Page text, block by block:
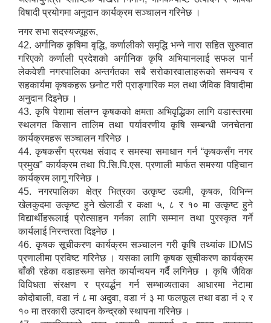
विषादी प्रयोगमा अनुदान कार्यक्रम सञ्चालन गरिनेछ ।
नगर सभा सदस्यज्यूहरू,
42. अर्गानिक कृषिमा वृद्धि, कर्णालीको समृद्धि भन्ने नारा सहित सुरुवात
गरिएको कर्णाली प्रदेशको अर्गानिक कृषि अभियानलाई सफल पार्न
लेकवेशी नगरपालिका अन्तर्गतका सबै सरोकारवालाहरूको समन्वय र
सहकार्यमा कृषकहरू छनोट गरी प्राङ्गारिक मल तथा जैविक विषादीमा
अनुदान दिइनेछ ।
43. कृषि पेशामा संलग्न कृषकको क्षमता अभिवृद्धिका लागि वडास्तरमा
स्थलगत किसान तालिम तथा पर्यावरणीय कृषि सम्बन्धी जनचेतना
कार्यक्रमहरू सञ्चालन गरिनेछ ।
44. कृषकसँग प्रत्यक्ष संवाद र समस्या समाधान गर्न “कृषकसँग नगर
प्रमुख” कार्यक्रम तथा पि.सि.पि.एस. प्रणाली मार्फत समस्या पहिचान
कार्यक्रम लागू गरिनेछ ।
45. नगरपालिका क्षेत्र भित्रका उत्कृष्ट उद्यमी, कृषक, विभिन्न
खेलकुदमा उत्कृष्ट हुने खेलाडी र कक्षा ५, ८ र १० मा उत्कृष्ट हुने
विद्यार्थीहरूलाई प्रोत्साहन गर्नका लागि सम्मान तथा पुरस्कृत गर्ने
कार्यलाई निरन्तरता दिइनेछ ।
46. कृषक सूचीकरण कार्यक्रम सञ्चालन गरी कृषि तथ्यांक IDMS
प्रणालीमा प्रविष्ट गरिनेछ । यसका लागि कृषक सूचीकरण कार्यक्रम
बाँकी रहेका वडाहरूमा समेत कार्यान्वयन गर्दै लगिनेछ । कृषि जैविक
विविधता संरक्षण र प्रवर्द्धन गर्न सम्भाव्यताका आधारमा नेटामा
कोदोबाली, वडा नं ८ मा अदुवा, वडा नं ३ मा फलफूल तथा वडा नं २ र
१० मा तरकारी उत्पादन केन्द्रको स्थापना गरिनेछ ।